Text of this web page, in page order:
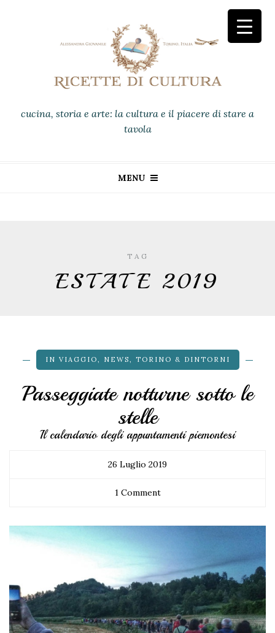
cucina, storia e arte: la cultura e il piacere di stare a
tavola
MENU
TAG
ESTATE 2019
IN VIAGGIO , NEWS , TORINO & DINTORNI
Passeggiate notturne sotto le
stelle
Il calendario degli appuntamenti piemontesi
26 Luglio 2019
1 Comment